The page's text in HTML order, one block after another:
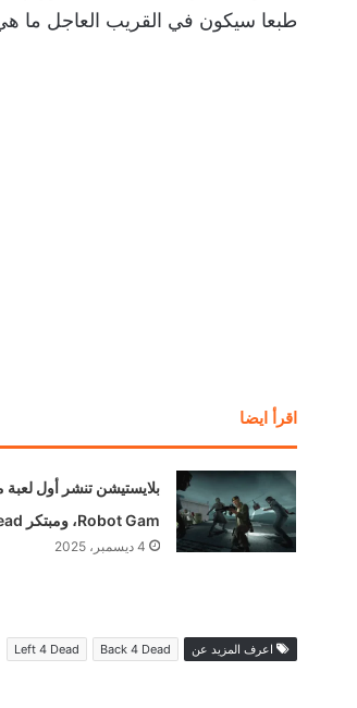
طبعا سيكون في القريب العاجل ما
اقرأ ايضا
Robot Gam، ومبتكر Left 4 Dead
4 ديسمبر، 2025
اعرف المزيد عن Back 4 Dead
Left 4 Dead